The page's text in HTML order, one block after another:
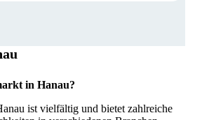
in Hanau?
ist vielfältig und bietet zahlreiche